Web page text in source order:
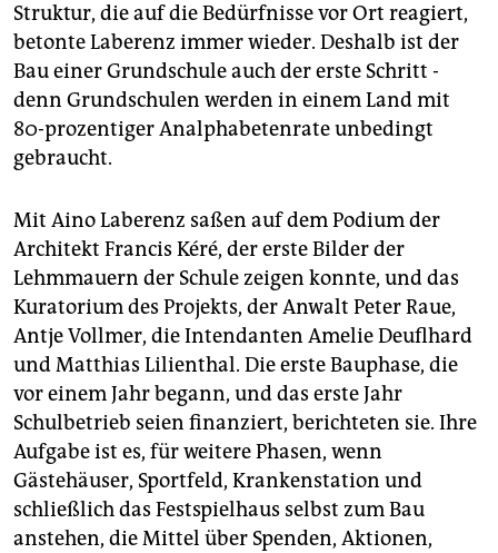
Struktur, die auf die Bedürfnisse vor Ort reagiert,
betonte Laberenz immer wieder. Deshalb ist der
Bau einer Grundschule auch der erste Schritt -
denn Grundschulen werden in einem Land mit
80-prozentiger Analphabetenrate unbedingt
gebraucht.
Mit Aino Laberenz saßen auf dem Podium der
Architekt Francis Kéré, der erste Bilder der
Lehmmauern der Schule zeigen konnte, und das
Kuratorium des Projekts, der Anwalt Peter Raue,
Antje Vollmer, die Intendanten Amelie Deuflhard
und Matthias Lilienthal. Die erste Bauphase, die
vor einem Jahr begann, und das erste Jahr
Schulbetrieb seien finanziert, berichteten sie. Ihre
Aufgabe ist es, für weitere Phasen, wenn
Gästehäuser, Sportfeld, Krankenstation und
schließlich das Festspielhaus selbst zum Bau
anstehen, die Mittel über Spenden, Aktionen,